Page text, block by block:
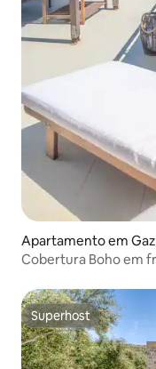
Apartamento em
Cobertura Boho em
Superhost
Superhost